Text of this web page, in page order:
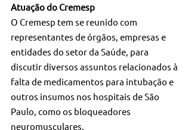
Atuação do Cremesp
O Cremesp tem se reunido com
representantes de órgãos, empresas e
entidades do setor da Saúde, para
discutir diversos assuntos relacionados à
falta de medicamentos para intubação e
outros insumos nos hospitais de São
Paulo, como os bloqueadores
neuromusculares.